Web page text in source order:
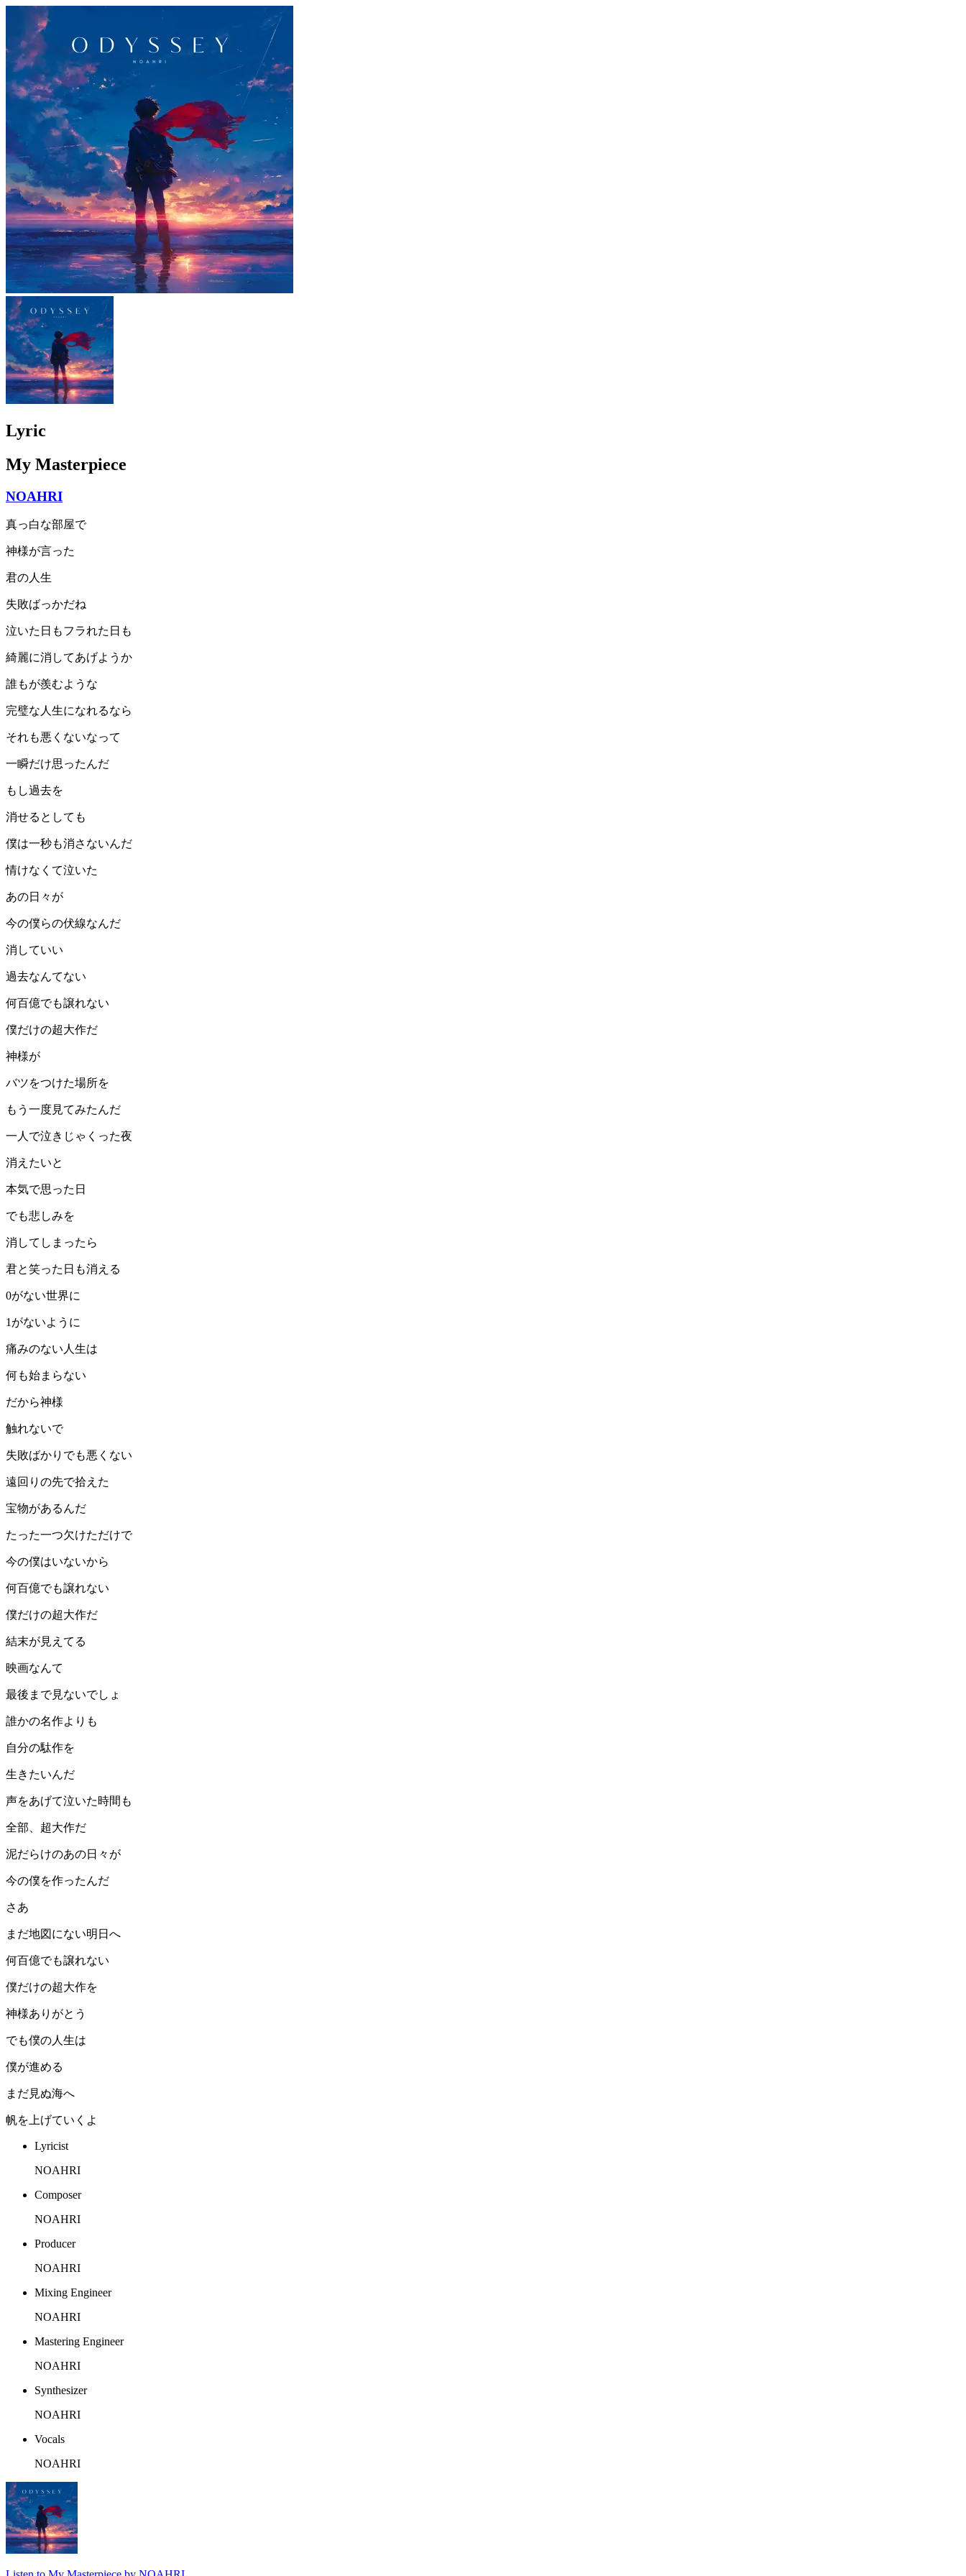
Lyric
My Masterpiece
NOAHRI
真っ白な部屋で
神様が言った
君の人生
失敗ばっかだね
泣いた日もフラれた日も
綺麗に消してあげようか
誰もが羨むような
完璧な人生になれるなら
それも悪くないなって
一瞬だけ思ったんだ
もし過去を
消せるとしても
僕は一秒も消さないんだ
情けなくて泣いた
あの日々が
今の僕らの伏線なんだ
消していい
過去なんてない
何百億でも譲れない
僕だけの超大作だ
神様が
バツをつけた場所を
もう一度見てみたんだ
一人で泣きじゃくった夜
消えたいと
本気で思った日
でも悲しみを
消してしまったら
君と笑った日も消える
0がない世界に
1がないように
痛みのない人生は
何も始まらない
だから神様
触れないで
失敗ばかりでも悪くない
遠回りの先で拾えた
宝物があるんだ
たった一つ欠けただけで
今の僕はいないから
何百億でも譲れない
僕だけの超大作だ
結末が見えてる
映画なんて
最後まで見ないでしょ
誰かの名作よりも
自分の駄作を
生きたいんだ
声をあげて泣いた時間も
全部、超大作だ
泥だらけのあの日々が
今の僕を作ったんだ
さあ
まだ地図にない明日へ
何百億でも譲れない
僕だけの超大作を
神様ありがとう
でも僕の人生は
僕が進める
まだ見ぬ海へ
帆を上げていくよ
Lyricist
NOAHRI
Composer
NOAHRI
Producer
NOAHRI
Mixing Engineer
NOAHRI
Mastering Engineer
NOAHRI
Synthesizer
NOAHRI
Vocals
NOAHRI